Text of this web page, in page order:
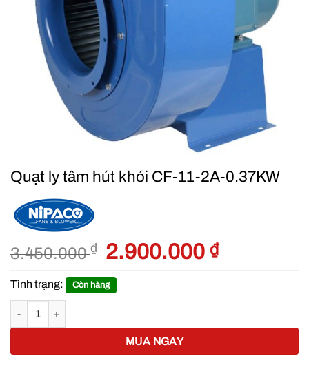
Quạt ly tâm hút khói CF-11-2A-0.37KW
3.450.000₫
Giá
gốc
là:
3.450.000 ₫.
2.900.000 ₫Giá
Tình trạng: Còn hàng
MUA NGAY